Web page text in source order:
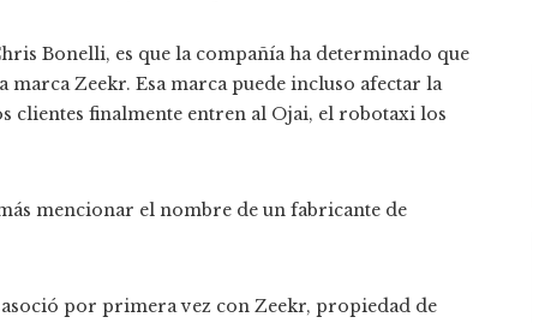
Bonelli, es que la compañía ha determinado que
Zeekr. Esa marca puede incluso afectar la
clientes finalmente entren al Ojai, el robotaxi los
mencionar el nombre de un fabricante de
por primera vez con Zeekr, propiedad de